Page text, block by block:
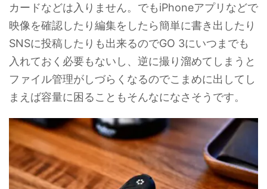
カードなどは入りません。でもiPhoneアプリなどで
映像を確認したり編集をしたら簡単に書き出したり
SNSに投稿したりも出来るのでGO 3にいつまでも
入れておく必要もないし、逆に撮り溜めてしまうと
ファイル管理がしづらくなるのでこまめに出してし
まえば容量に困ることもそんなになさそうです。